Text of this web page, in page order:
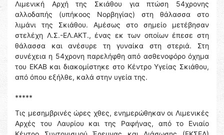
Λιμενική Αρχή της Σκιάθου για πτώση 54χρονης
αλλοδαπής (υπήκοος Νορβηγίας) στη θάλασσα στο
λιμάνι της Σκιάθου. Αμέσως στο σημείο μετέβησαν
στελέχη Λ.Σ.-ΕΛ.ΑΚΤ., ένας εκ των οποίων έπεσε στη
θάλασσα και ανέσυρε τη γυναίκα στη στεριά. Στη
συνέχεια η 54χρονη παρελήφθη από ασθενοφόρο όχημα
του ΕΚΑΒ και διακομίστηκε στο Κέντρο Υγείας Σκιάθου,
από όπου εξήλθε, καλά στην υγεία της.
*****
Τις μεσημβρινές ώρες χθες, ενημερώθηκαν οι Λιμενικές
Αρχές του Λαυρίου και της Ραφήνας, από το Ενιαίο